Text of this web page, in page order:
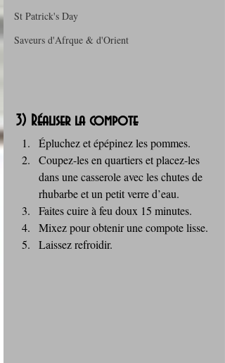
St Patrick's Day
Saveurs d'Afrque & d'Orient
3) Réaliser la compote
Épluchez et épépinez les pommes.
Coupez-les en quartiers et placez-les
dans une casserole avec les chutes de
rhubarbe et un petit verre d’eau.
Faites cuire à feu doux 15 minutes.
Mixez pour obtenir une compote lisse.
Laissez refroidir.